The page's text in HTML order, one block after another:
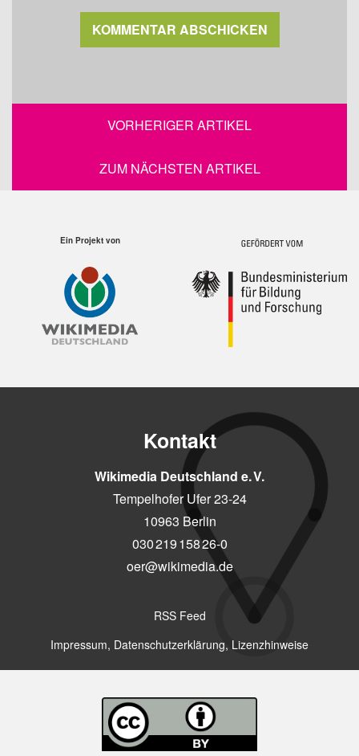
VORHERIGER ARTIKEL
ZUM NÄCHSTEN ARTIKEL
Ein Projekt von
Kontakt
Wikimedia Deutschland e. V.
Tempelhofer Ufer 23-24
10963 Berlin
030 219 158 26-0
oer@wikimedia.de
RSS Feed
Impressum, Datenschutzerklärung, Lizenzhinweise